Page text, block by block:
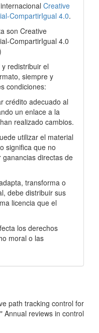
Creative
CompartirIgual 4.0.
son Creative
CompartirIgual 4.0
redistribuir el
siempre y
condiciones:
crédito adecuado al
un enlace a la
realizado cambios.
utilizar el material
significa que no
directas de
transforma o
debe distribuir sus
licencia que el
los derechos
moral o las
path tracking control for
Annual reviews in control